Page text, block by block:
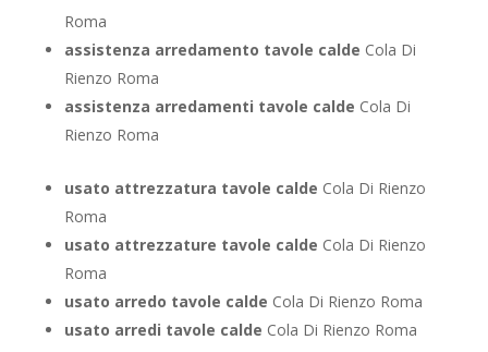
Roma
assistenza arredamento tavole calde Cola Di
Rienzo Roma
assistenza arredamenti tavole calde Cola Di
Rienzo Roma
usato attrezzatura tavole calde Cola Di Rienzo
Roma
usato attrezzature tavole calde Cola Di Rienzo
Roma
usato arredo tavole calde Cola Di Rienzo Roma
usato arredi tavole calde Cola Di Rienzo Roma